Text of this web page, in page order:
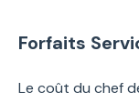
Forfaits
Le coût du chef